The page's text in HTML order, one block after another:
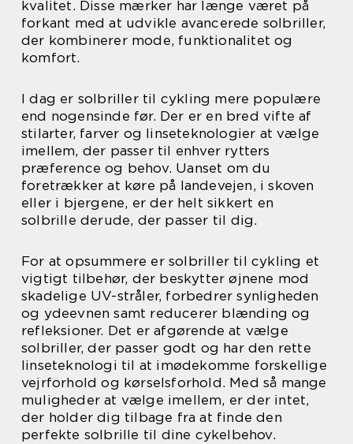
kvalitet. Disse mærker har længe været på
forkant med at udvikle avancerede solbriller,
der kombinerer mode, funktionalitet og
komfort.
I dag er solbriller til cykling mere populære
end nogensinde før. Der er en bred vifte af
stilarter, farver og linseteknologier at vælge
imellem, der passer til enhver rytters
præference og behov. Uanset om du
foretrækker at køre på landevejen, i skoven
eller i bjergene, er der helt sikkert en
solbrille derude, der passer til dig.
For at opsummere er solbriller til cykling et
vigtigt tilbehør, der beskytter øjnene mod
skadelige UV-stråler, forbedrer synligheden
og ydeevnen samt reducerer blænding og
refleksioner. Det er afgørende at vælge
solbriller, der passer godt og har den rette
linseteknologi til at imødekomme forskellige
vejrforhold og kørselsforhold. Med så mange
muligheder at vælge imellem, er der intet,
der holder dig tilbage fra at finde den
perfekte solbrille til dine cykelbehov.